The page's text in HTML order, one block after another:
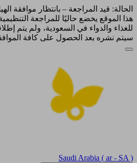
الحالة: قيد المراجعة – بانتظار موافقة
هذا الموقع يخضع حاليًا للمراجعة
للغذاء والدواء في السعودية، ولم يتم
سيتم نشره بعد الحصول على كافة
Saudi Arabia ( ar - SA )